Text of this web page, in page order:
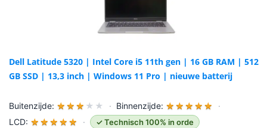
Dell Latitude 5320 | Intel Core i5 11th gen | 16 GB RAM | 512
GB SSD | 13,3 inch | Windows 11 Pro | nieuwe batterij
Buitenzijde: ★ ★ ★ ★ ★ · Binnenzijde: ★ ★ ★ ★ ★
·
LCD: ★ ★ ★ ★ ★ · ✓ Technisch 100% in orde